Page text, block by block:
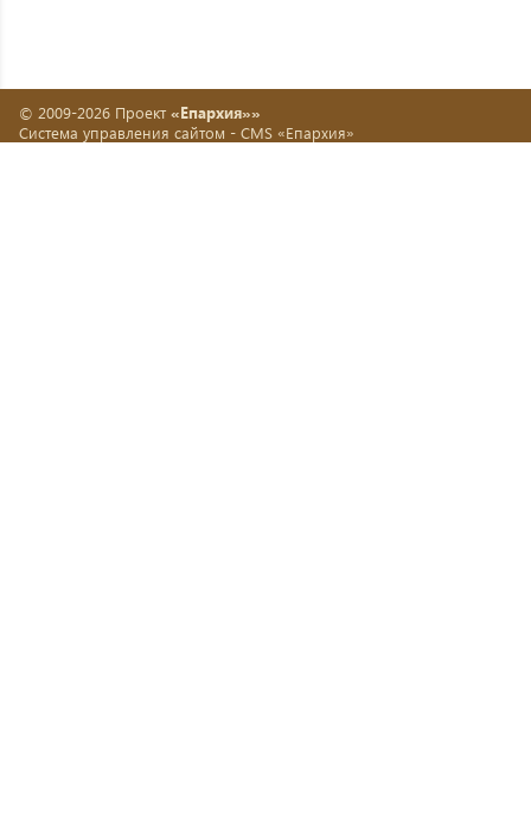
© 2009-2026 Проект «Епархия»»
Система управления сайтом - CMS «Епархия»